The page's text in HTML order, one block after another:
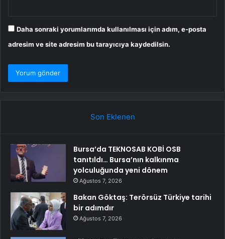
Daha sonraki yorumlarımda kullanılması için adım, e-posta
adresim ve site adresim bu tarayıcıya kaydedilsin.
Son Eklenen
Bursa’da TEKNOSAB KOBİ OSB
tanıtıldı… Bursa’nın kalkınma
yolculuğunda yeni dönem
Ağustos 7, 2026
Bakan Göktaş: Terörsüz Türkiye tarihi
bir adımdır
Ağustos 7, 2026